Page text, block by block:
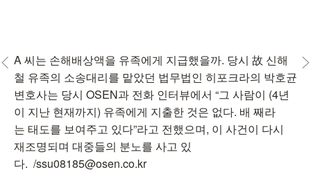
A 씨는 손해배상액을 유족에게 지급했을까. 당시 故 신해
철 유족의 소송대리를 맡았던 법무법인 히포크라의 박호균
변호사는 당시 OSEN과 전화 인터뷰에서 “그 사람이 (4년
이 지난 현재까지) 유족에게 지출한 것은 없다. 배 째라
는 태도를 보여주고 있다”라고 전했으며, 이 사건이 다시
재조명되며 대중들의 분노를 사고 있
다. /ssu08185@osen.co.kr